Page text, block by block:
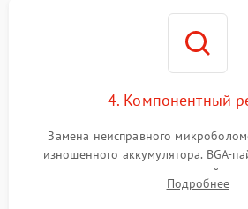
4. Компонентный
Замена неисправного
изношенного аккумулятора. BGA-
контроллеров на материнской
разъемов и кнопок, замена
Подробнее